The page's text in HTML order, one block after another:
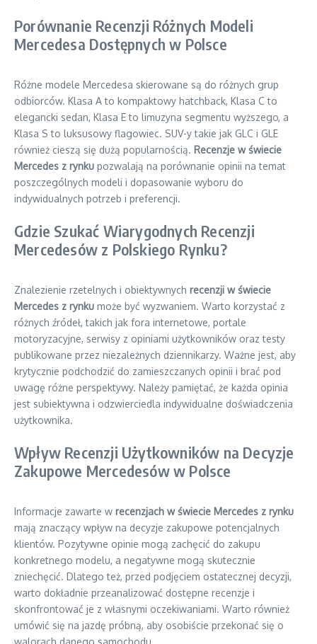
Porównanie Recenzji Różnych Modeli
Mercedesa Dostępnych w Polsce
Różne modele Mercedesa skierowane są do różnych grup
odbiorców. Klasa A to kompaktowy hatchback, Klasa C to
elegancki sedan, Klasa E to limuzyna segmentu wyższego, a
Klasa S to luksusowy flagowiec. SUV-y takie jak GLC i GLE
również cieszą się dużą popularnością. Recenzje w świecie
Mercedes z rynku pozwalają na porównanie opinii na temat
poszczególnych modeli i dopasowanie wyboru do
indywidualnych potrzeb i preferencji.
Gdzie Szukać Wiarygodnych Recenzji
Mercedesów z Polskiego Rynku?
Znalezienie rzetelnych i obiektywnych recenzji w świecie
Mercedes z rynku może być wyzwaniem. Warto korzystać z
różnych źródeł, takich jak fora internetowe, portale
motoryzacyjne, serwisy z opiniami użytkowników oraz testy
publikowane przez niezależnych dziennikarzy. Ważne jest, aby
krytycznie podchodzić do zamieszczanych opinii i brać pod
uwagę różne perspektywy. Należy pamiętać, że każda opinia
jest subiektywna i odzwierciedla indywidualne doświadczenia
użytkownika.
Wpływ Recenzji Użytkowników na Decyzje
Zakupowe Mercedesów w Polsce
Informacje zawarte w recenzjach w świecie Mercedes z rynku
mają znaczący wpływ na decyzje zakupowe potencjalnych
klientów. Pozytywne opinie mogą zachęcić do zakupu
konkretnego modelu, a negatywne mogą skutecznie
zniechęcić. Dlatego też, przed podjęciem ostatecznej decyzji,
warto dokładnie przeanalizować dostępne recenzje i
skonfrontować je z własnymi oczekiwaniami. Warto również
umówić się na jazdę próbną, aby osobiście przekonać się o
walorach danego samochodu.